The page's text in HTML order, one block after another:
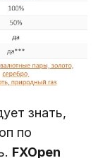
знать,
по
FXOpen